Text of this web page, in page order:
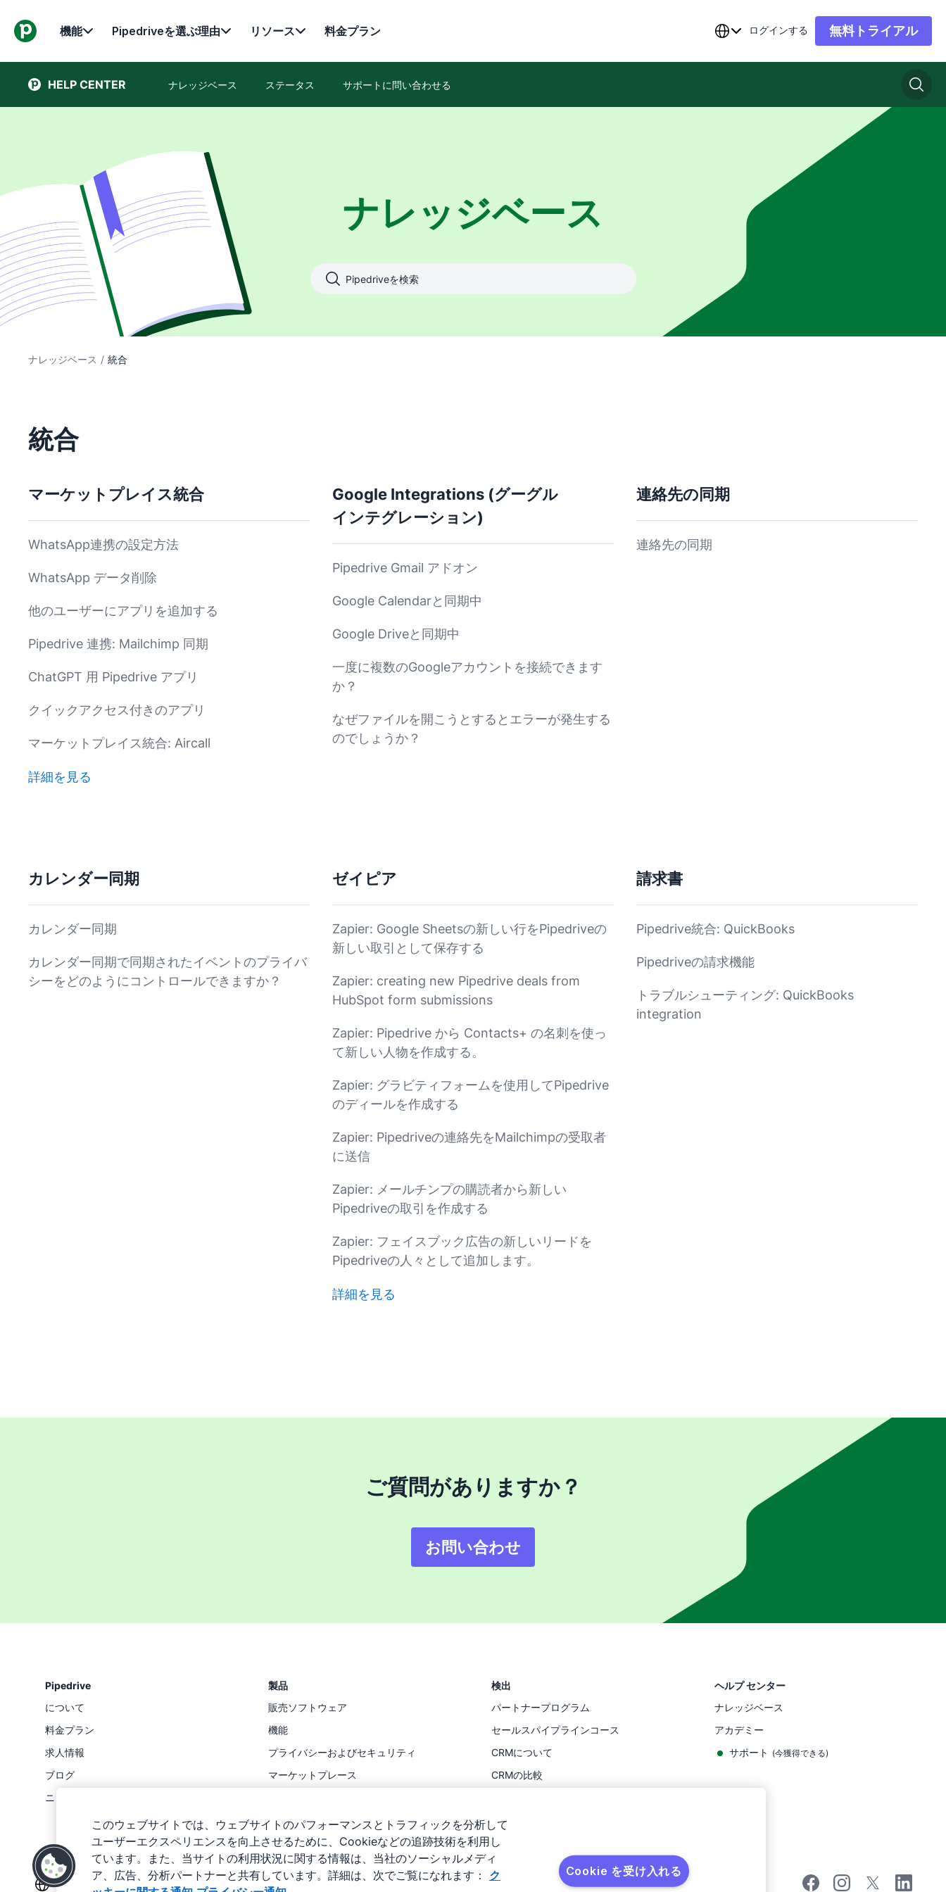
機能 Pipedriveを選ぶ理由 リソース 料金プラン ログインする 無料トライアル
HELP CENTER ナレッジベース ステータス サポートに問い合わせる
ナレッジベース
ナレッジベース / 統合
統合
マーケットプレイス統合
WhatsApp連携の設定方法
WhatsApp データ削除
他のユーザーにアプリを追加する
Pipedrive 連携: Mailchimp 同期
ChatGPT 用 Pipedrive アプリ
クイックアクセス付きのアプリ
マーケットプレイス統合: Aircall
詳細を見る
Google Integrations (グーグル
インテグレーション)
Pipedrive Gmail アドオン
Google Calendarと同期中
Google Driveと同期中
一度に複数のGoogleアカウントを接続できます
か？
なぜファイルを開こうとするとエラーが発生する
のでしょうか？
連絡先の同期
連絡先の同期
カレンダー同期
カレンダー同期
カレンダー同期で同期されたイベントのプライバ
シーをどのようにコントロールできますか？
ゼイピア
Zapier: Google Sheetsの新しい行をPipedriveの
新しい取引として保存する
Zapier: creating new Pipedrive deals from
HubSpot form submissions
Zapier: Pipedrive から Contacts+ の名刺を使っ
て新しい人物を作成する。
Zapier: グラビティフォームを使用してPipedrive
のディールを作成する
Zapier: Pipedriveの連絡先をMailchimpの受取者
に送信
Zapier: メールチンプの購読者から新しい
Pipedriveの取引を作成する
Zapier: フェイスブック広告の新しいリードを
Pipedriveの人々として追加します。
詳細を見る
請求書
Pipedrive統合: QuickBooks
Pipedriveの請求機能
トラブルシューティング: QuickBooks
integration
ご質問がありますか？
お問い合わせ
Pipedrive
について
料金プラン
求人情報
ブログ
ニュースルーム
製品
販売ソフトウェア
機能
プライバシーおよびセキュリティ
マーケットプレース
API
検出
パートナープログラム
セールスパイプラインコース
CRMについて
CRMの比較
ヘルプ センター
ナレッジベース
アカデミー
サポート (今獲得できる)
このウェブサイトでは、ウェブサイトのパフォーマンスとトラフィックを分析して
ユーザーエクスペリエンスを向上させるために、Cookieなどの追跡技術を利用し
ています。また、当サイトの利用状況に関する情報は、当社のソーシャルメディ
ア、広告、分析パートナーと共有しています。詳細は、次でご覧になれます：
ク
Cookie を受け入れる